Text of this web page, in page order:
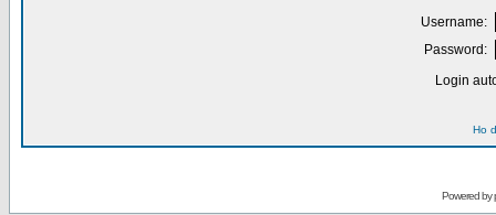
Username:
Password:
Login
Ho
Powered by